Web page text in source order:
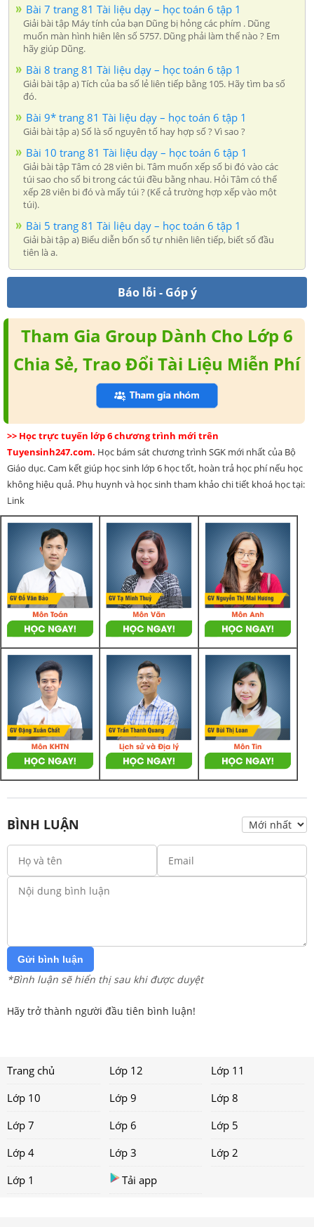
Bài 7 trang 81 Tài liệu dạy – học toán 6 tập 1
Giải bài tập Máy tính của bạn Dũng bị hỏng các phím . Dũng
muốn màn hình hiên lên số 5757. Dũng phải làm thế nào ? Em
hãy giúp Dũng.
Bài 8 trang 81 Tài liệu dạy – học toán 6 tập 1
Giải bài tập a) Tích của ba số lẻ liên tiếp bằng 105. Hãy tìm ba số
đó.
Bài 9* trang 81 Tài liệu dạy – học toán 6 tập 1
Giải bài tập a) Số là số nguyên tố hay hợp số ? Vì sao ?
Bài 10 trang 81 Tài liệu dạy – học toán 6 tập 1
Giải bài tập Tâm có 28 viên bi. Tâm muốn xếp số bi đó vào các
túi sao cho số bi trong các túi đều bằng nhau. Hỏi Tâm có thể
xếp 28 viên bi đó và mấy túi ? (Kể cả trường hợp xếp vào một
túi).
Bài 5 trang 81 Tài liệu dạy – học toán 6 tập 1
Giải bài tập a) Biểu diễn bốn số tự nhiên liên tiếp, biết số đầu
tiên là a.
Báo lỗi - Góp ý
Tham Gia Group Dành Cho Lớp 6
Chia Sẻ, Trao Đổi Tài Liệu Miễn Phí
>> Học trực tuyến lớp 6 chương trình mới trên
Tuyensinh247.com. Học bám sát chương trình SGK mới nhất của Bộ
Giáo dục. Cam kết giúp học sinh lớp 6 học tốt, hoàn trả học phí nếu học
không hiệu quả. Phụ huynh và học sinh tham khảo chi tiết khoá học tại:
Link
BÌNH LUẬN
Gửi bình luận
*Bình luận sẽ hiển thị sau khi được duyệt
Hãy trở thành người đầu tiên bình luận!
Trang chủ Lớp 12
Lớp 11
Lớp 10
Lớp 9
Lớp 8
Lớp 7
Lớp 6
Lớp 5
Lớp 4
Lớp 3
Lớp 2
Lớp 1
Tải app